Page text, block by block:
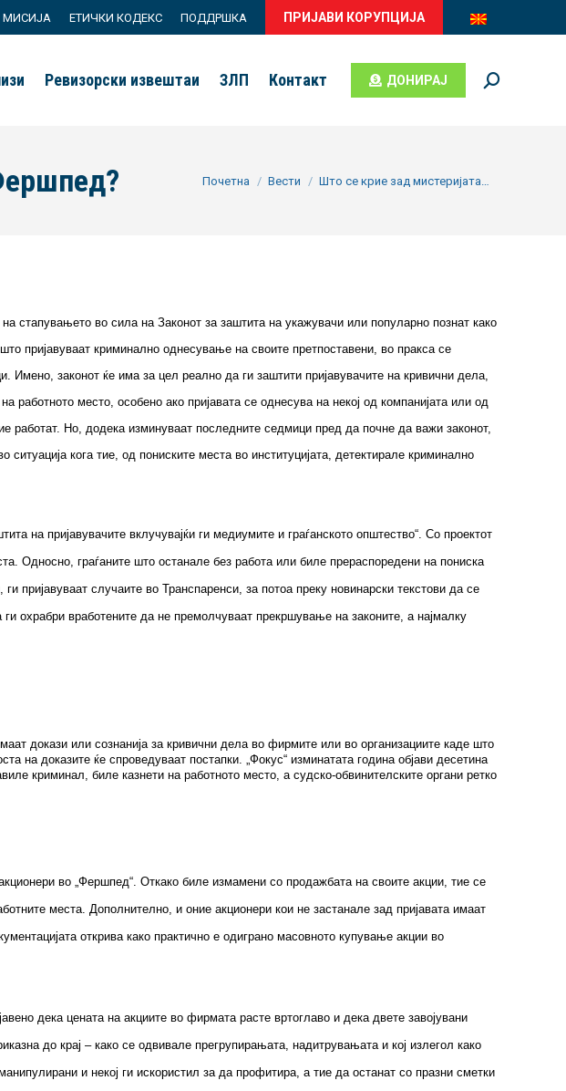
МИСИЈА ЕТИЧКИ КОДЕКС ПОДДРШКА ПРИЈАВИ КОРУПЦИЈА
Ревизорски извештаи ЗЛП Контакт ДОНИРАЈ Search:
You are here:
Почетна Вести Што се крие зад мистеријата…
стапувањето во сила на Законот за заштита на укажувачи или популарно познат како
пријавуваат криминално однесување на своите претпоставени, во пракса се
Имено, законот ќе има за цел реално да ги заштити пријавувачите на кривични дела,
работното место, особено ако пријавата се однесува на некој од компанијата или од
работат. Но, додека изминуваат последните седмици пред да почне да важи законот,
кога тие, од пониските места во институцијата, детектирале криминално
на пријавувачите вклучувајќи ги медиумите и граѓанското општество“. Со проектот
Односно, граѓаните што останале без работа или биле прераспоредени на пониска
пријавуваат случаите во Транспаренси, за потоа преку новинарски текстови да се
охрабри вработените да не премолчуваат прекршување на законите, а најмалку
докази или сознанија за кривични дела во фирмите или во организациите каде што
на доказите ќе спроведуваат постапки. „Фокус“ изминатата година објави десетина
криминал, биле казнети на работното место, а судско-обвинителските органи ретко
во „Фершпед“. Откако биле измамени со продажбата на своите акции, тие се
места. Дополнително, и оние акционери кои не застанале зад пријавата имаат
открива како практично е одиграно масовното купување акции во
дека цената на акциите во фирмата расте вртоглаво и дека двете завојувани
до крај – како се одвивале прегрупирањата, надитрувањата и кој излегол како
и некој ги искористил за да профитира, а тие да останат со празни сметки